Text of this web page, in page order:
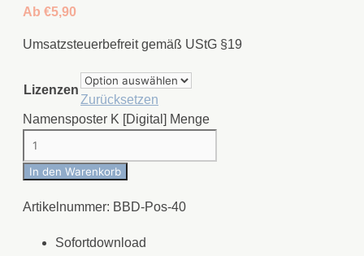
Ab €5,90
Umsatzsteuerbefreit gemäß UStG §19
Lizenzen
Zurücksetzen
Namensposter K [Digital] Menge
In den Warenkorb
Artikelnummer: BBD-Pos-40
Sofortdownload